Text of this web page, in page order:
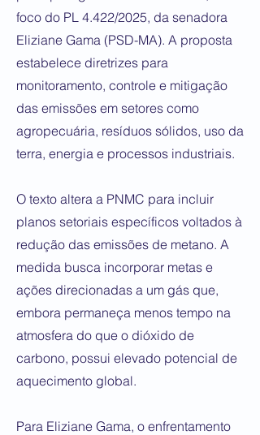
foco do PL 4.422/2025, da senadora
Eliziane Gama (PSD-MA). A proposta
estabelece diretrizes para
monitoramento, controle e mitigação
das emissões em setores como
agropecuária, resíduos sólidos, uso da
terra, energia e processos industriais.
O texto altera a PNMC para incluir
planos setoriais específicos voltados à
redução das emissões de metano. A
medida busca incorporar metas e
ações direcionadas a um gás que,
embora permaneça menos tempo na
atmosfera do que o dióxido de
carbono, possui elevado potencial de
aquecimento global.
Para Eliziane Gama, o enfrentamento